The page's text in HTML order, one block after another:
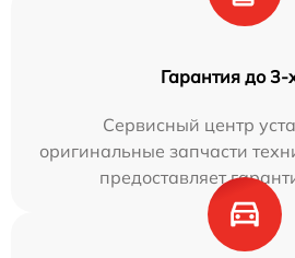
Гарантия до 3-
Сервисный центр
оригинальные запчасти
предоставляет